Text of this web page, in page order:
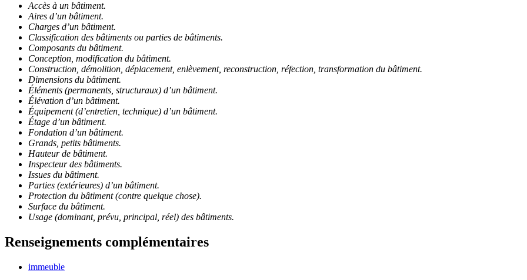
Accès à un bâtiment.
Aires d’un bâtiment.
Charges d’un bâtiment.
Classification des bâtiments ou parties de bâtiments.
Composants du bâtiment.
Conception, modification du bâtiment.
Construction, démolition, déplacement, enlèvement, reconstruction, réfection, transformation du bâtiment.
Dimensions du bâtiment.
Éléments (permanents, structuraux) d’un bâtiment.
Élévation d’un bâtiment.
Équipement (d’entretien, technique) d’un bâtiment.
Étage d’un bâtiment.
Fondation d’un bâtiment.
Grands, petits bâtiments.
Hauteur de bâtiment.
Inspecteur des bâtiments.
Issues du bâtiment.
Parties (extérieures) d’un bâtiment.
Protection du bâtiment (contre quelque chose).
Surface du bâtiment.
Usage (dominant, prévu, principal, réel) des bâtiments.
Renseignements complémentaires
immeuble